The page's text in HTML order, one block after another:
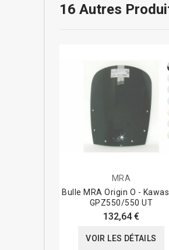
16 Autres
MRA
Bulle MRA Origin O -
GPZ550/550 UT
132,64 €
VOIR LES DÉTAILS